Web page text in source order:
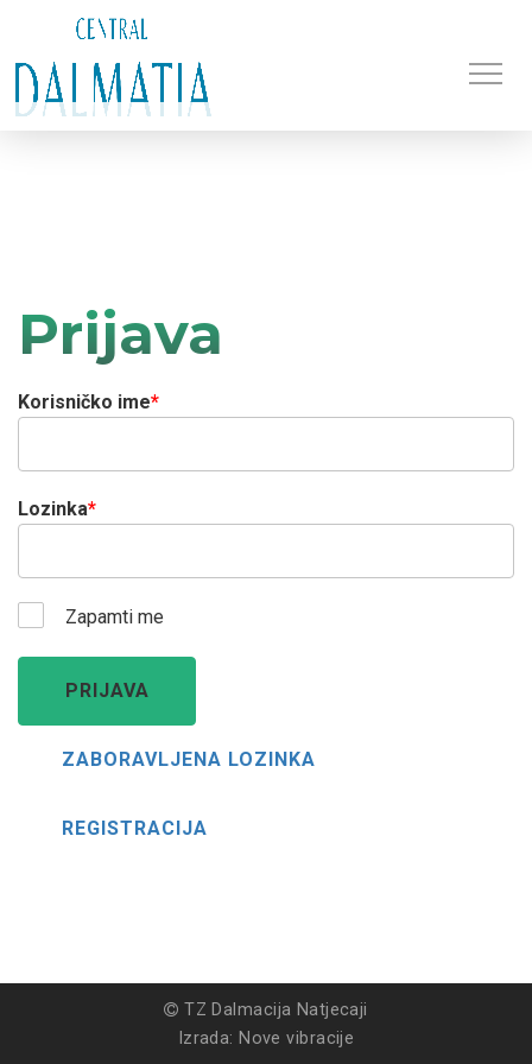
Prijava
Korisničko ime
Lozinka
Zapamti me
PRIJAVA
ZABORAVLJENA LOZINKA
REGISTRACIJA
TZ Dalmacija Natjecaji
Izrada: Nove vibracije